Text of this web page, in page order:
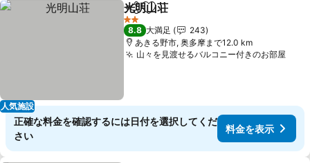
人気施設
シェアお気に入りに追加
光明山荘
2 ホテルのランク
8.8 大満足
243
あきる野市, 奥多摩まで12.0 km
山々を見渡せるバルコニー付きのお部屋料金
正確な料金を確認するには日付を選択してくだ
さい
料金を表示